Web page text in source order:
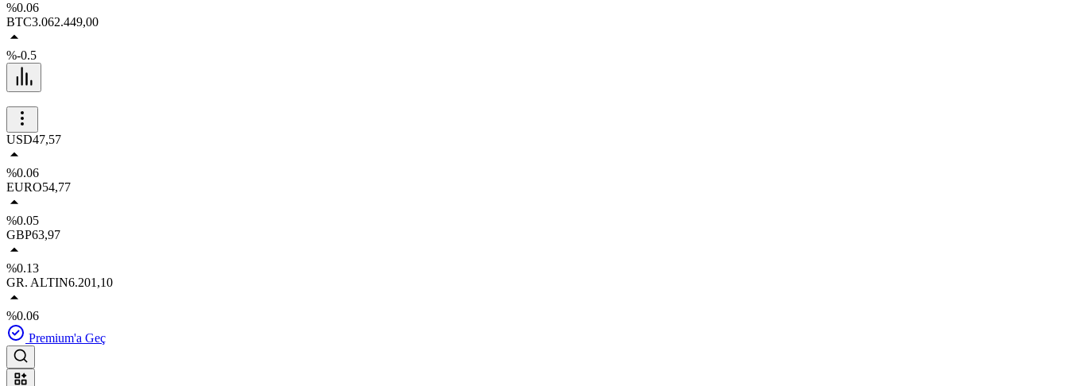
%0.06
BTC3.062.449,00
%-0.5
USD47,57
%0.06
EURO54,77
%0.05
GBP63,97
%0.13
GR. ALTIN6.201,10
%0.06
Premium'a Geç